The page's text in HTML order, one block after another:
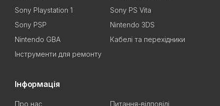
Sony Playstation 1
Sony PS Vita
Sony PSP
Nintendo 3DS
Nintendo GBA
Кабелі та перехідники
Інструменти для ремонту
Інформація
Про нас Питання-відповіді